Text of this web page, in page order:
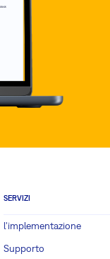
SERVIZI
l'implementazione
Supporto